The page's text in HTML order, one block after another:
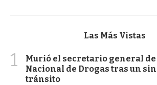
Las Más Vistas
1
Murió el secretario general de
Nacional de Drogas tras un
tránsito